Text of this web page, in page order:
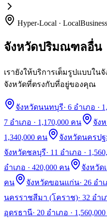
Hyper-Local ·
จังหวัดปริมณฑลอื่น
เรายังให้บริการเต็มรูปแบบใ
จังหวัดที่ตรงกับที่อยู่ของคุณ
จังหวัดนนทบุรี· 6 อำเภอ ·
7 อำเภอ · 1,170,000 คน
จัง
1,340,000 คน
จังหวัดนครป
จังหวัดชลบุรี· 11 อำเภอ ·
อำเภอ · 420,000 คน
จังหวัด
คน
จังหวัดขอนแก่น· 26 อำ
นครราชสีมา (โคราช)· 32 อำเ
อุดรธานี· 20 อำเภอ ·